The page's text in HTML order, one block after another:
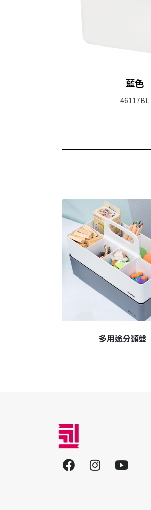
藍色
46117BL
多用途分類盤